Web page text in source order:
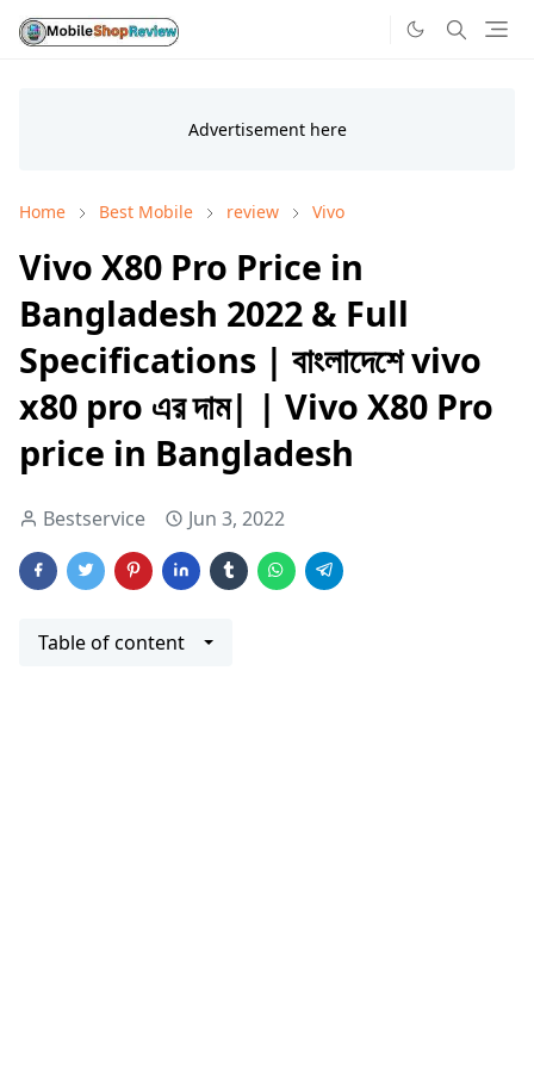
Home Best Mobile review Vivo
Vivo X80 Pro Price in
Bangladesh 2022 & Full
Specifications | বাংলাদেশে vivo
x80 pro এর দাম| | Vivo X80 Pro
price in Bangladesh
Bestservice Jun 3, 2022
Table of content